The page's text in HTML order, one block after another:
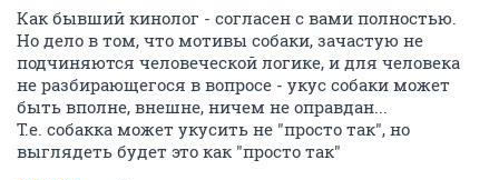
Как бывший кинолог - согласен с вами полностью.
Но дело в том, что мотивы собаки, зачастую не
подчиняются человеческой логике, и для человека
не разбирающегося в вопросе - укус собаки может
быть вполне, внешне, ничем не оправдан...
Т.е. собакка может укусить не "просто так", но
выглядеть будет это как "просто так"